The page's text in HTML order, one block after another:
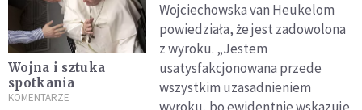
Wojna i sztuka
spotkania
KOMENTARZE
Wojciechowska van Heukelom
powiedziała, że jest zadowolona
z wyroku. „Jestem
usatysfakcjonowana przede
wszystkim uzasadnieniem